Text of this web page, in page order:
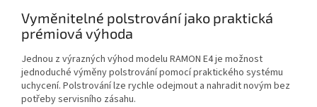
Vyměnitelné polstrování jako praktická
prémiová výhoda
Jednou z výrazných výhod modelu RAMON E4 je možnost
jednoduché výměny polstrování pomocí praktického systému
uchycení. Polstrování lze rychle odejmout a nahradit novým bez
potřeby servisního zásahu.